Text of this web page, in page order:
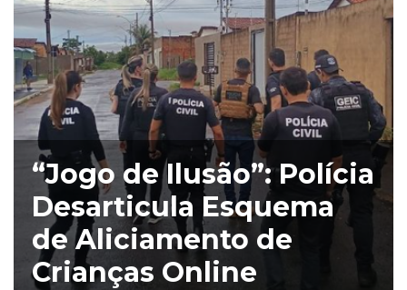
“Jogo de Ilusão”: Polícia
Desarticula Esquema
de Aliciamento de
Crianças Online